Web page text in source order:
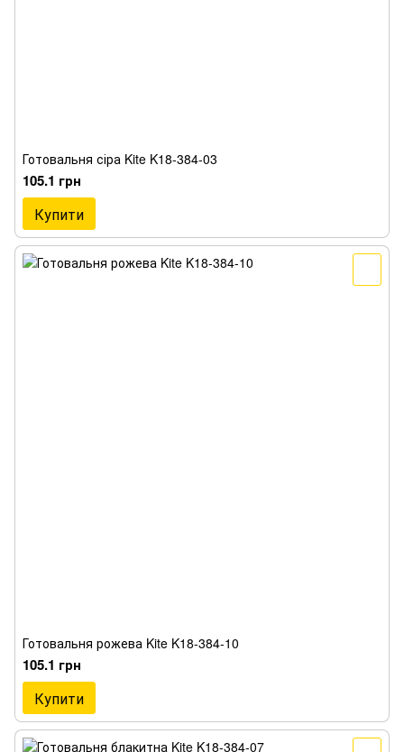
Готовальня сіра Kite K18-384-03
105.1 грн
Купити
Готовальня рожева Kite K18-384-10
105.1 грн
Купити